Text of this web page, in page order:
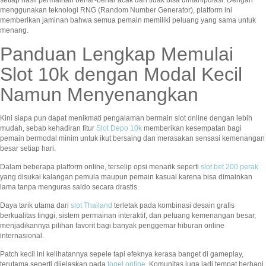
menggunakan teknologi RNG (Random Number Generator), platform ini
memberikan jaminan bahwa semua pemain memiliki peluang yang sama untuk
menang.
Panduan Lengkap Memulai
Slot 10k dengan Modal Kecil
Namun Menyenangkan
Kini siapa pun dapat menikmati pengalaman bermain slot online dengan lebih
mudah, sebab kehadiran fitur Slot Depo 10k memberikan kesempatan bagi
pemain bermodal minim untuk ikut bersaing dan merasakan sensasi kemenangan
besar setiap hari.
Dalam beberapa platform online, terselip opsi menarik seperti slot bet 200 perak
yang disukai kalangan pemula maupun pemain kasual karena bisa dimainkan
lama tanpa menguras saldo secara drastis.
Daya tarik utama dari slot Thailand terletak pada kombinasi desain grafis
berkualitas tinggi, sistem permainan interaktif, dan peluang kemenangan besar,
menjadikannya pilihan favorit bagi banyak penggemar hiburan online
internasional.
Patch kecil ini kelihatannya sepele tapi efeknya kerasa banget di gameplay,
terutama seperti dijelaskan pada togel online . Komunitas juga jadi tempat berbagi